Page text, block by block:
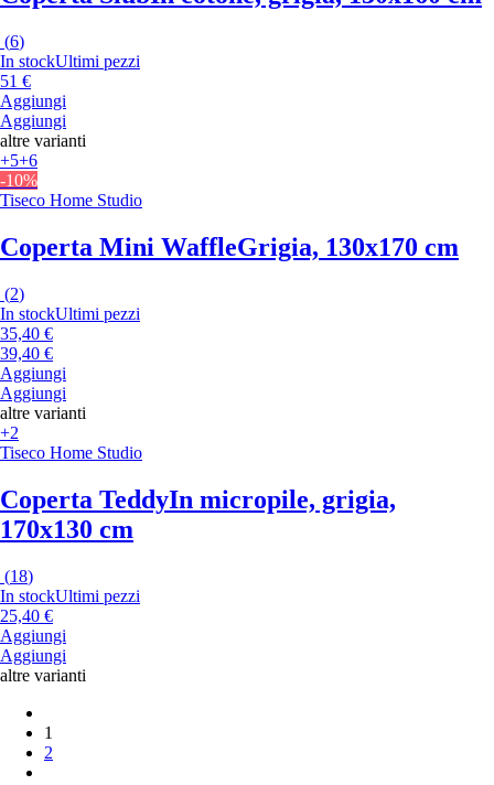
(6)
In stockUltimi pezzi
51 €
Aggiungi
Aggiungi
altre varianti
+5+6
-10%
Tiseco Home Studio
Coperta Mini WaffleGrigia, 130x170 cm
(2)
In stockUltimi pezzi
35,40 €
39,40 €
Aggiungi
Aggiungi
altre varianti
+2
Tiseco Home Studio
Coperta TeddyIn micropile, grigia,
170x130 cm
(18)
In stockUltimi pezzi
25,40 €
Aggiungi
Aggiungi
altre varianti
1
2